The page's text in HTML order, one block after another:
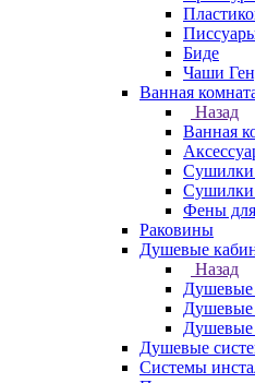
Биде
Чаши
Ванная
Назад
Ванная
Сушилки
Сушилки
Фены
Раковины
Душевые
Назад
Душевые
Душевые
Системы